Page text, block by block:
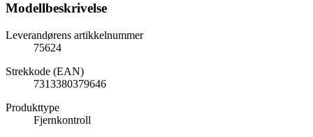
Modellbeskrivelse
Leverandørens artikkelnummer
75624
Strekkode (EAN)
7313380379646
Produkttype
Fjernkontroll